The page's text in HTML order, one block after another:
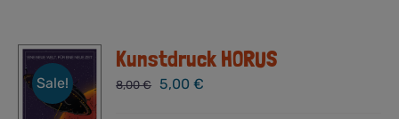
Die
Optionen
Sale!
Kunstdruck HORUS
8,00€ Ursprünglicher
5,00€